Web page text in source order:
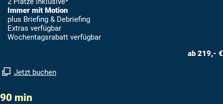
Immer mit Motion
plus Briefing & Debriefing
Extras verfügbar
Wochentagsrabatt verfügbar
ab 219,- €
Jetzt buchen
90 min